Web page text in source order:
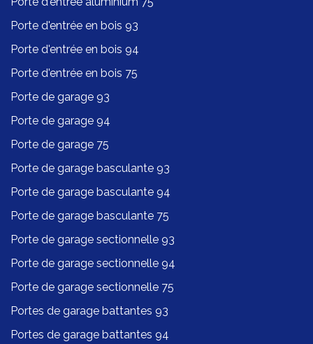
Porte d'entrée en bois 93
Porte d'entrée en bois 94
Porte d'entrée en bois 75
Porte de garage 93
Porte de garage 94
Porte de garage 75
Porte de garage basculante 93
Porte de garage basculante 94
Porte de garage basculante 75
Porte de garage sectionnelle 93
Porte de garage sectionnelle 94
Porte de garage sectionnelle 75
Portes de garage battantes 93
Portes de garage battantes 94